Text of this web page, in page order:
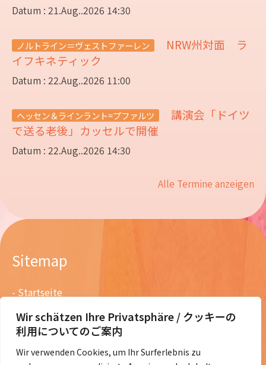
Wir schätzen Ihre Privatsphäre / クッキーの
利用についてのご案内
Wir verwenden Cookies, um Ihr Surferlebnis zu
Datum : 21.Aug..2026 14:30
ノルトライン＝ヴェストファーレン
NRW州対面 ラ
イフキネティック
Datum : 22.Aug..2026 11:00
ヘッセン＆ラインラント=プファルツ
講演会「ドイツ
で送る老後」カッセルで開催
Datum : 22.Aug..2026 14:30
Alle Termine anzeigen
Sitemap
Startseite
Über uns
Team Orange Germany
Tätigkeiten